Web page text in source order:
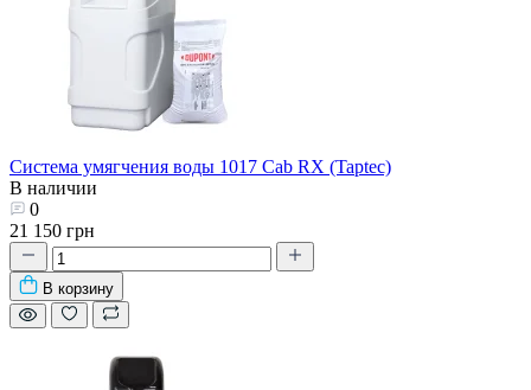
Система умягчения воды 1017 Cab RX (Taptec)
В наличии
0
21 150 грн
В корзину